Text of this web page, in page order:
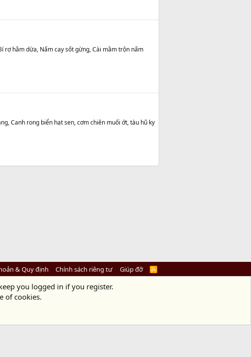
rợ hầm dừa, Nấm cay sốt gừng, Cài mầm trộn nấm
Canh rong biển hạt sen, cơm chiên muối ớt, tàu hũ ky
& Quy định Chính sách riêng tư Giúp đỡ
R
S
Bản đồ)
you logged in if you register.
of cookies.